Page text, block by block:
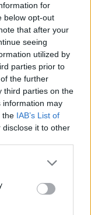
for
below opt-out
that after your
seeing
utilized by
parties prior to
the further
third parties on the
information may
the IAB’s List of
it to other
or more Google
You may click to
party tags to
in below Google
,
hőségben
vezetnek
kánikula és a
Mihály